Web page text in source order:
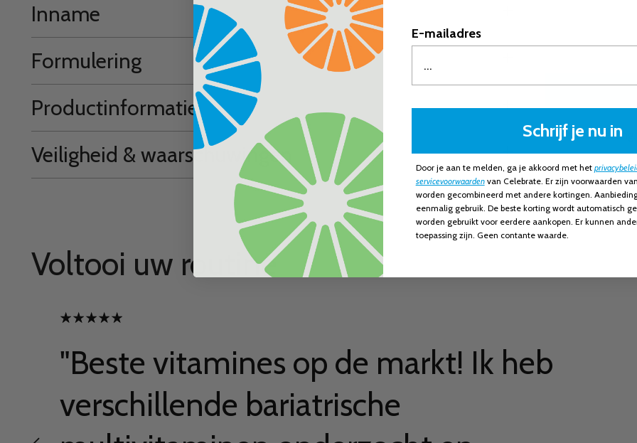
Inname
Formulering
Productinformatie
Veiligheid & waarschuwingen
Inclusief belasting.
Product
toevoegen
aan
je
winkelwagen
Voltooi uw routine
"Beste vitamines op de markt! Ik heb
verschillende bariatrische
E-mailadres
Schrijf je nu in
Door je aan te melden, ga je akkoord met het
servicevoorwaardenvan Celebrate. Er zijn voorwaarden
worden gecombineerd met andere kortingen.
eenmalig gebruik. De beste korting wordt automatisch
worden gebruikt voor eerdere aankopen. Er kunnen
toepassing zijn. Geen contante waarde.